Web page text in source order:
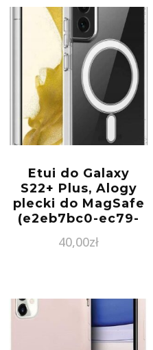
Etui do Galaxy
S22+ Plus, Alogy
plecki do MagSafe
(e2eb7bc0-ec79-
a45cf2e5eb79)
40,00zł